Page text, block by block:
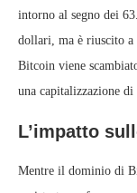
intorno al segno dei
dollari, ma è riuscito a
Bitcoin viene
una capitalizzazione
L’impatto
Mentre il dominio di